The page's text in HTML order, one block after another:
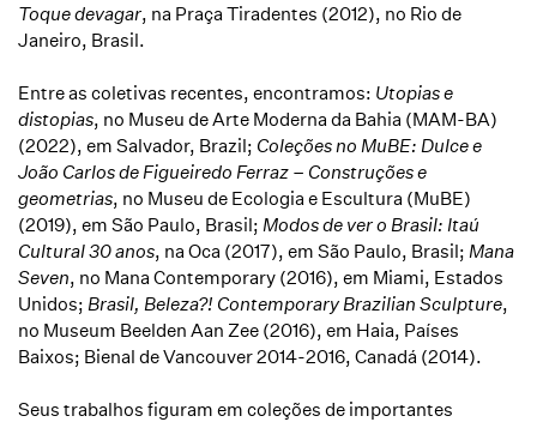
Toque devagar, na Praça Tiradentes (2012), no Rio de
Janeiro, Brasil.
Entre as coletivas recentes, encontramos: Utopias e
distopias, no Museu de Arte Moderna da Bahia (MAM-BA)
(2022), em Salvador, Brazil; Coleções no MuBE: Dulce e
João Carlos de Figueiredo Ferraz – Construções e
geometrias, no Museu de Ecologia e Escultura (MuBE)
(2019), em São Paulo, Brasil; Modos de ver o Brasil: Itaú
Cultural 30 anos, na Oca (2017), em São Paulo, Brasil; Mana
Seven, no Mana Contemporary (2016), em Miami, Estados
Unidos; Brasil, Beleza?! Contemporary Brazilian Sculpture,
no Museum Beelden Aan Zee (2016), em Haia, Países
Baixos; Bienal de Vancouver 2014-2016, Canadá (2014).
Seus trabalhos figuram em coleções de importantes